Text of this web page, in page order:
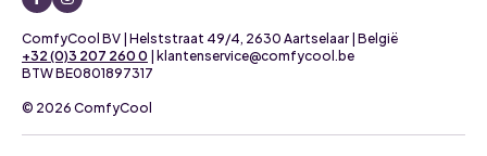
© 2026 ComfyCool
+32 (0)3 207 260 0 | klantenservice@comfycool.be
BTW BE0801897317
ComfyCool BV | Helststraat 49/4, 2630 Aartselaar | België